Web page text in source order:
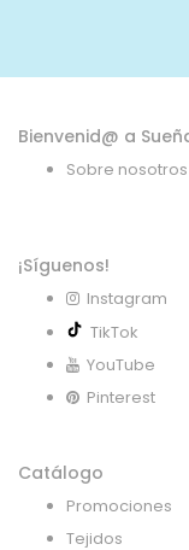
Bienvenid@ a
Sobre nosotros
¡Síguenos!
Instagram
TikTok
YouTube
Pinterest
Catálogo
Promociones
Tejidos